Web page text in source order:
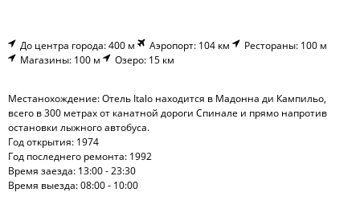
До центра города: 400 м Аэропорт: 104 км
Рестораны: 100 м
Магазины: 100 м
Озеро: 15 км
Местанохождение: Отель Italo находится в Мадонна ди Кампильо,
всего в 300 метрах от канатной дороги Спинале и прямо напротив
остановки лыжного автобуса.
Год открытия: 1974
Год последнего ремонта: 1992
Время заезда: 13:00 - 23:30
Время выезда: 08:00 - 10:00